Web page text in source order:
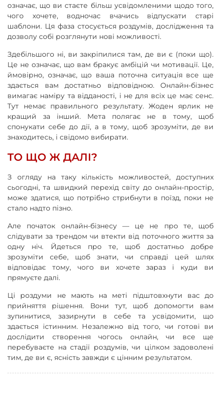
означає, що ви стаєте більш усвідомленими щодо того,
чого хочете, водночас вчачись відпускати старі
шаблони. Ця фаза стосується роздумів, дослідження та
дозволу собі розглянути нові можливості.
Здебільшого ні, ви закріпилися там, де ви є (поки що).
Це не означає, що вам бракує амбіцій чи мотивації. Це,
ймовірно, означає, що ваша поточна ситуація все ще
здається вам достатньо відповідною. Онлайн-бізнес
вимагає наміру та відданості, і не для всіх це має сенс.
Тут немає правильного результату. Жоден ярлик не
кращий за інший. Мета полягає не в тому, щоб
спонукати себе до дії, а в тому, щоб зрозуміти, де ви
знаходитесь, і свідомо вибирати.
ТО ЩО Ж ДАЛІ?
З огляду на таку кількість можливостей, доступних
сьогодні, та швидкий перехід світу до онлайн-простір,
може здатися, що потрібно стрибнути в поїзд, поки не
стало надто пізно.
Але початок онлайн-бізнесу — це не про те, щоб
слідувати за трендом чи втекти від поточного життя за
одну ніч. Йдеться про те, щоб достатньо добре
зрозуміти себе, щоб знати, чи справді цей шлях
відповідає тому, чого ви хочете зараз і куди ви
прямуєте далі.
Ці роздуми не мають на меті підштовхнути вас до
прийняття рішення. Вони тут, щоб допомогти вам
зупинитися, зазирнути в себе та усвідомити, що
здається істинним. Незалежно від того, чи готові ви
дослідити створення чогось онлайн, чи все ще
перебуваєте на стадії роздумів, чи цілком задоволені
тим, де ви є, ясність завжди є цінним результатом.